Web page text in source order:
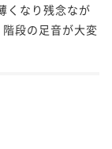
くなり残念なが
段の足音が大変